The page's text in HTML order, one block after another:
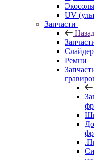
UV
Запчасти
Ремни